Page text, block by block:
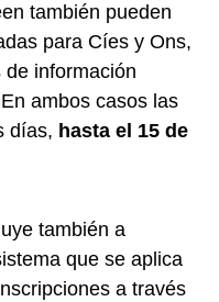
también pueden
para Cíes y Ons,
información
ambos casos las
días, hasta el 15 de
también a
que se aplica
a través